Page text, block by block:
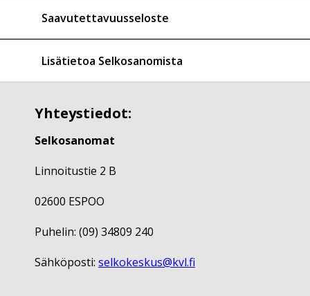
Saavutettavuusseloste
Lisätietoa Selkosanomista
Yhteystiedot:
Selkosanomat
Linnoitustie 2 B
02600 ESPOO
Puhelin: (09) 34809 240
Sähköposti: selkokeskus@kvl.fi